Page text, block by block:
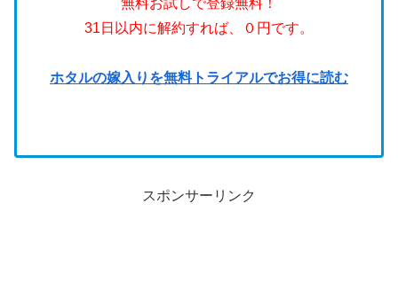
31日以内に解約すれば、０円です。
ホタルの嫁入りを無料トライアルでお得に読む
スポンサーリンク